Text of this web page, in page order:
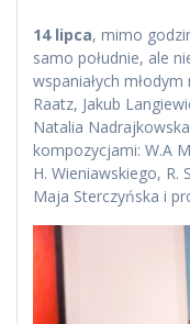
14 lipca, mimo
samo południe, ale
wspaniałych
Raatz, Jakub
Natalia
kompozycjami: W.A
H. Wieniawskiego, R.
Maja Sterczyńska i